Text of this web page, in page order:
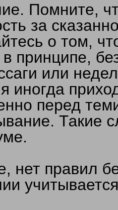
Помните,
за
о том,
принципе,
или
иногда
перед
Такие
нет правил